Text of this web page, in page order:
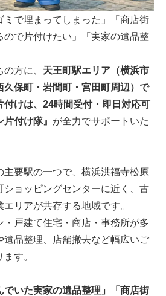
ミで埋まってしまった」「商店街
ので片付けたい」「実家の遺品整
方に、 天王町駅エリア（横浜市
久保町・岩間町・宮田町周辺）で
付けは、24時間受付・即日対応可
付け隊』 が全力でサポートいた
主要駅の一つで、横浜洪福寺松原
ショッピングセンターに近く、古
リアが共存する地域です。
・戸建て住宅・商店・事務所が多
遺品整理、店舗撤去など幅広いご
す。
でいた実家の遺品整理」「商店街